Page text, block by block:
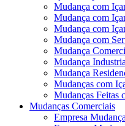
Mudança com
Mudança com
Mudança com
Mudança com
Mudança
Mudança
Mudança
Mudanças com
Mudanças Feitas
Mudanças Comerciais
Empresa